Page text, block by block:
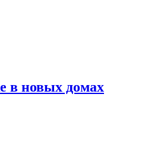
в новых домах